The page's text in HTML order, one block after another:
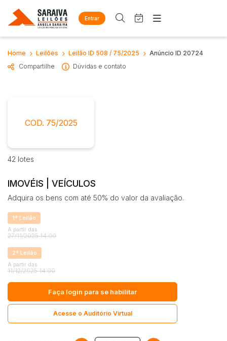
Entrar
Criar conta
Site
Agenda
Busca por categoria
Arma/Segurança
Combustível
Mobiliário
Eletros/eletrônicos
Eletrodoméstico
Equipamentos
Industrial
Apartamento
Apartamentos
Comercial
Busca por palavra-chave
Bairro
Judiciais Extrajudiciais
R$
Home
Home Leilões Leilão ID 508 / 75/2025
Anúncio ID 20724
Compartilhe
Dúvidas e contato
COD. 75/2025
42 lotes
IMOVÉIS | VEÍCULOS
Adquira os bens com até 50% do valor da avaliação.
1ª Leilão
A partir das
27/11/2025 14:00
2ª Leilão
A partir das
11/12/2025 14:00
Faça login para se habilitar
Acesse o Auditório Virtual